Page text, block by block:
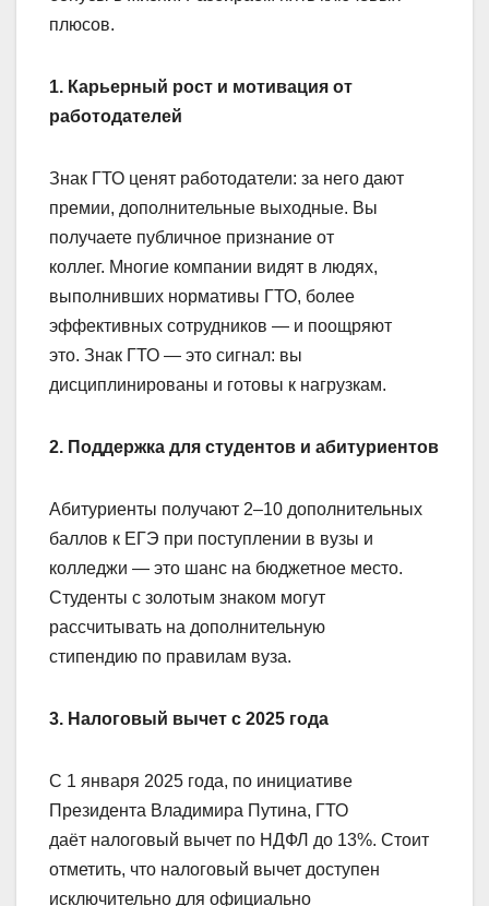
плюсов.
1. Карьерный рост и мотивация от
работодателей
Знак ГТО ценят работодатели: за него дают
премии, дополнительные выходные. Вы
получаете публичное признание от
коллег. Многие компании видят в людях,
выполнивших нормативы ГТО, более
эффективных сотрудников — и поощряют
это. Знак ГТО — это сигнал: вы
дисциплинированы и готовы к нагрузкам.
2. Поддержка для студентов и абитуриентов
Абитуриенты получают 2–10 дополнительных
баллов к ЕГЭ при поступлении в вузы и
колледжи — это шанс на бюджетное место.
Студенты с золотым знаком могут
рассчитывать на дополнительную
стипендию по правилам вуза.
3. Налоговый вычет с 2025 года
С 1 января 2025 года, по инициативе
Президента Владимира Путина, ГТО
даёт налоговый вычет по НДФЛ до 13%. Стоит
отметить, что налоговый вычет доступен
исключительно для официально